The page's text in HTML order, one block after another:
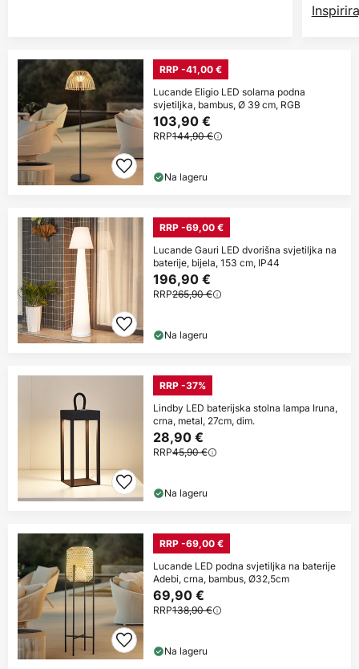
RRP -41,00 €
Lucande Eligio LED solarna podna
svjetiljka, bambus, Ø 39 cm, RGB
103,90 €
RRP144,90 €
Na lageru
RRP -69,00 €
Lucande Gauri LED dvorišna svjetiljka na
baterije, bijela, 153 cm, IP44
196,90 €
RRP265,90 €
Na lageru
RRP -37%
Lindby LED baterijska stolna lampa Iruna,
crna, metal, 27cm, dim.
28,90 €
RRP45,90 €
Na lageru
RRP -69,00 €
Lucande LED podna svjetiljka na baterije
Adebi, crna, bambus, Ø32,5cm
69,90 €
RRP138,90 €
Na lageru